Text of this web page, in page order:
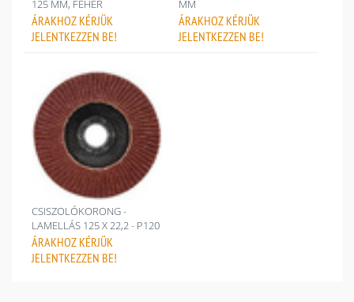
125 MM, FEHÉR
ÁRAKHOZ KÉRJÜK
JELENTKEZZEN BE!
MM
ÁRAKHOZ KÉRJÜK
JELENTKEZZEN BE!
CSISZOLÓKORONG -
LAMELLÁS 125 X 22,2 - P120
ÁRAKHOZ KÉRJÜK
JELENTKEZZEN BE!